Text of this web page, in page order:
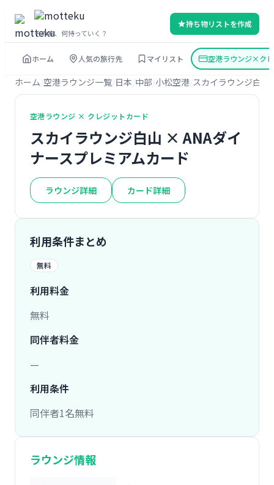
その旅、何持っていく？
持ち物リストを作成
ホーム 人気の旅行先 マイリスト 空港ラウンジ×ク
ホーム 空港ラウンジ一覧 日本 中部 小松空港 スカイラウンジ白山
空港ラウンジ × クレジットカード
スカイラウンジ白山 × ANAダイ
ナースプレミアムカード
ラウンジ詳細 カード詳細
利用条件まとめ
無料
利用料金
無料
同伴者料金
—
利用条件
同伴者1名無料
ラウンジ情報